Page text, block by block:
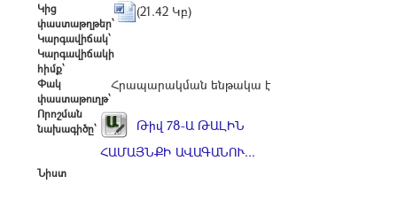
Կից
փաստաթղթեր՝
(21.42 Կբ)
Կարգավիճակ՝
Կարգավիճակի
հիմք՝
Փակ
փաստաթուղթ՝
Հրապարակման ենթակա է
Որոշման
նախագիծը՝
Թիվ 78-Ա ԹԱԼԻՆ
ՀԱՄԱՅՆՔԻ ԱՎԱԳԱՆՈՒ...
Նիստ